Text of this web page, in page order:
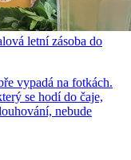
letní zásoba do
vypadá na fotkách.
se hodí do čaje,
nebude